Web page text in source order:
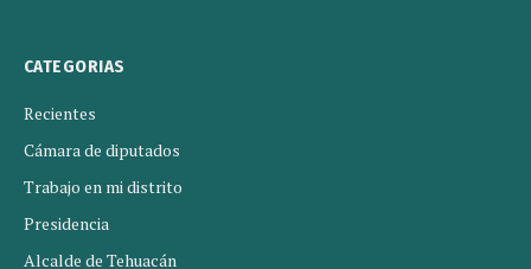
CATEGORIAS
Recientes
Cámara de diputados
Trabajo en mi distrito
Presidencia
Alcalde de Tehuacán